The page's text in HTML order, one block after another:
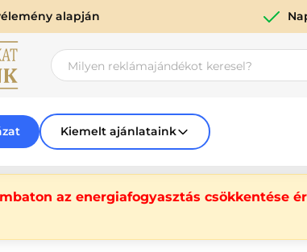
alapján
Kiemelt ajánlataink
az energiafogyasztás csökkentése